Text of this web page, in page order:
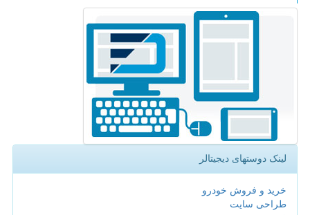
لینک دوستهای دیجیتالر
خرید و فروش خودرو
طراحی سایت